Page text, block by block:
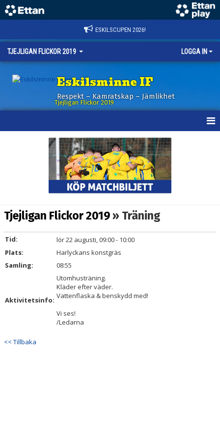
ESKILSCUPEN 2026!
TJEJLIGAN FLICKOR 2019 LOGGA IN
Eskilsminne IF
Respekt – Kamratskap – Jämlikhet
Tjejligan Flickor 2019
TRUPPEN
DOKUMENT
Tjejligan Flickor 2019» Träning
Tid:
lör 22 augusti, 09:00 - 10:00
Plats:
Harlyckans konstgräs
Samling:
08:55
Aktivitetsinfo:
Utomhusträning.
Kläder efter väder.
Vattenflaska & benskydd med!
Vi ses!
/Ledarna
<< Tillbaka